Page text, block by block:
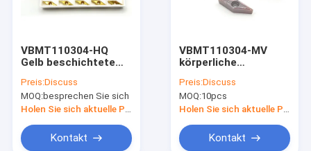
VBMT110304-HQ
Gelb beschichtete
Einsätze für
Stahlwolframhartmetalleinsätze
Preis:Discuss
MOQ:besprechen Sie sich
Holen Sie sich aktuelle Preis
Kontakt
VBMT110304-MV
körperliche
mit 2 Schneiden
Preis:Discuss
MOQ:10pcs
Holen Sie sich aktuelle Preis
Kontakt